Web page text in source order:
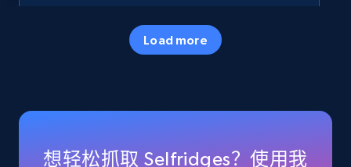
5.7K+
Title, Seller name, Brand, Description, Initial
Load more
想轻松抓取 Selfridges？使用我